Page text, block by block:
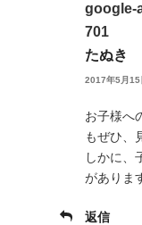
google-
701
たぬき
2017年5月
お子様へ
もぜひ、
しかに、
がありま
返信